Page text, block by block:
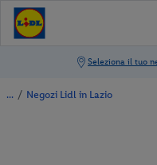
/ Negozi Lidl in Lazio